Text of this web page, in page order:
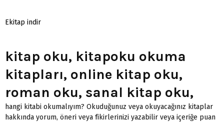
Ekitap indir
kitap oku, kitapoku okuma
kitapları, online kitap oku,
roman oku, sanal kitap oku,
hangi kitabi okumalıyım? Okuduğunuz veya okuyacağınız kitaplar
hakkında yorum, öneri veya fikirlerinizi yazabilir veya içeriğe puan